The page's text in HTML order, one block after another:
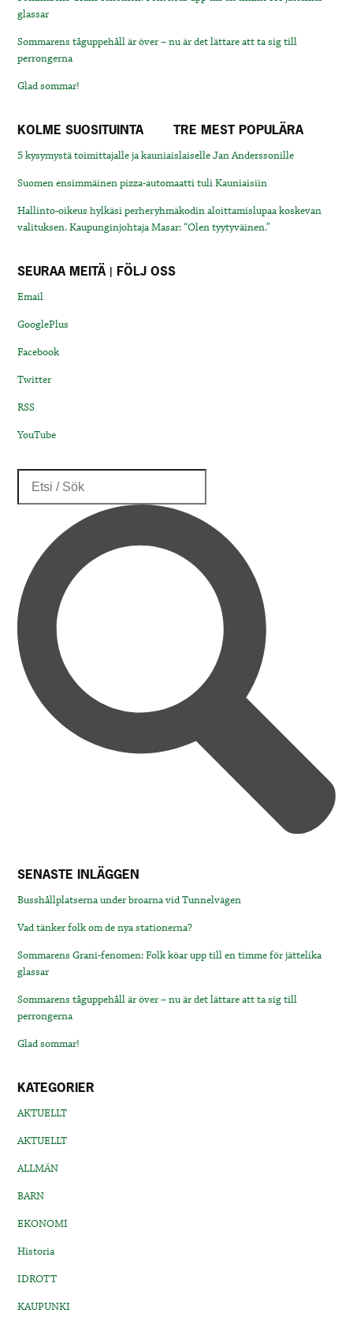
glassar
Sommarens tåguppehåll är över – nu är det lättare att ta sig till
perrongerna
Glad sommar!
KOLME SUOSITUINTA TRE MEST POPULÄRA
5 kysymystä toimittajalle ja kauniaislaiselle Jan Anderssonille
Suomen ensimmäinen pizza-automaatti tuli Kauniaisiin
Hallinto-oikeus hylkäsi perheryhmäkodin aloittamislupaa koskevan
valituksen. Kaupunginjohtaja Masar: “Olen tyytyväinen.”
SEURAA MEITÄ | FÖLJ OSS
Email
GooglePlus
Facebook
Twitter
RSS
YouTube
SENASTE INLÄGGEN
Busshållplatserna under broarna vid Tunnelvägen
Vad tänker folk om de nya stationerna?
Sommarens Grani-fenomen: Folk köar upp till en timme för jättelika
glassar
Sommarens tåguppehåll är över – nu är det lättare att ta sig till
perrongerna
Glad sommar!
KATEGORIER
AKTUELLT
AKTUELLT
ALLMÄN
BARN
EKONOMI
Historia
IDROTT
KAUPUNKI